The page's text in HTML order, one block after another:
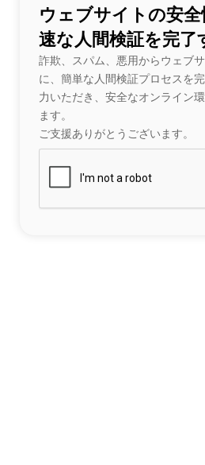
ウェブサイトの安
速な人間検証を完了
詐欺、スパム、悪用からウェブ
に、簡単な人間検証プロセスを
力いただき、安全なオンライン
ます。
ご支援ありがとうございます。